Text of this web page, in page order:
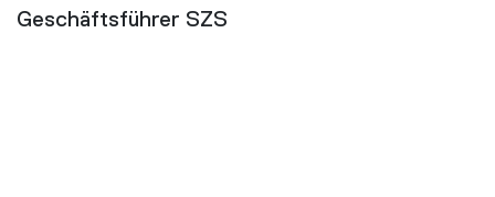
Geschäftsführer SZS